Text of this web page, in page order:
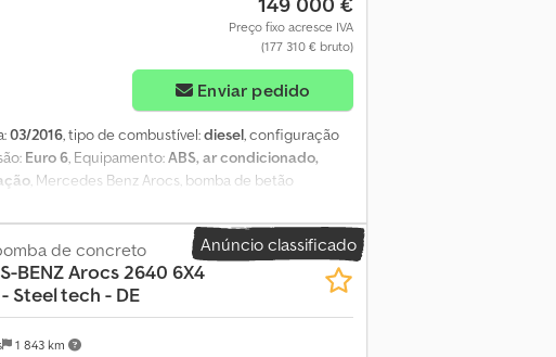
Preço fixo acresce IVA
(177 310 € bruto)
Enviar pedido
03/2016, tipo de combustível:diesel, configuração
Euro 6, Equipamento:ABS, ar condicionado,
, Mercedes Benz Arocs, bomba de betão
169.000 km Documentos de registo
2300 horas de trabalho Pronto para
Pneus com aproximadamente 70% de vida útil
por quaisquer erros. Sujeito a venda
apenas para proteger o cliente.
Anúncio classificado
1 843 km
de concreto
BENZArocs 2640 6X4
Steel tech - DE